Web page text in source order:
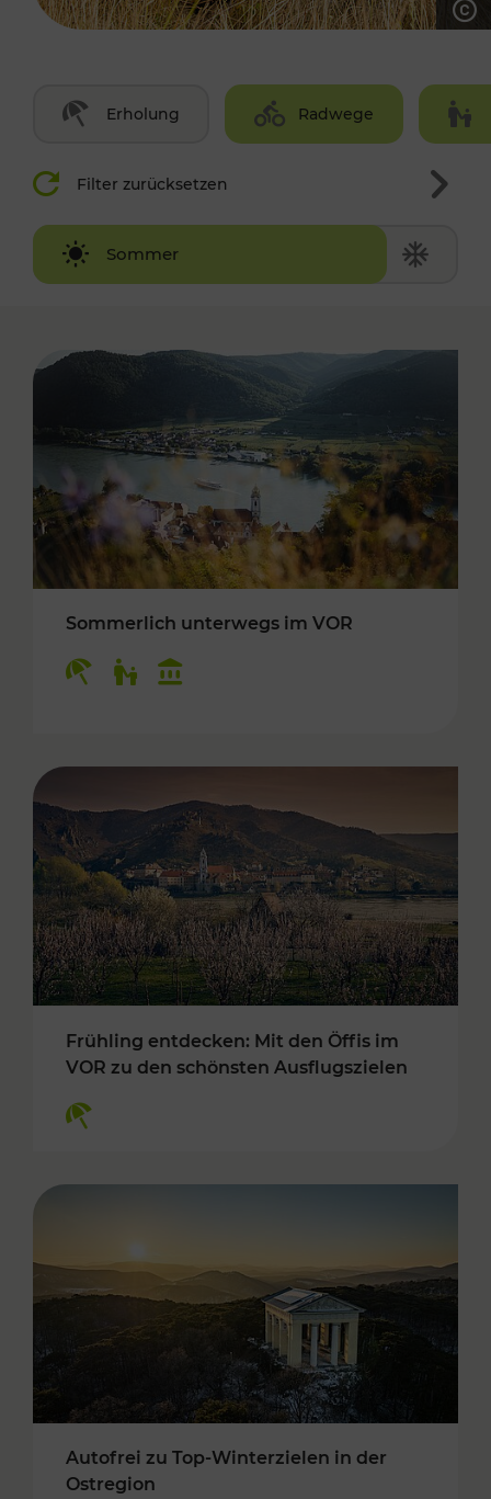
Erholung Radwege
Filter zurücksetzen
Sommer
Winter
Sommerlich unterwegs im VOR
Frühling entdecken: Mit den Öffis im
VOR zu den schönsten Ausflugszielen
Autofrei zu Top-Winterzielen in der
Ostregion